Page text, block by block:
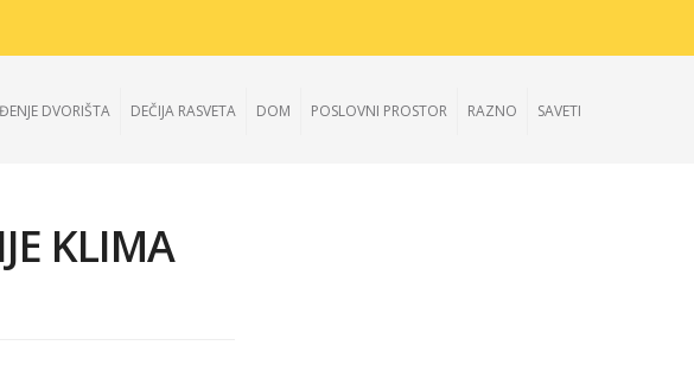
DVORIŠTA DEČIJA RASVETA DOM POSLOVNI PROSTOR RAZNO SAVETI
KLIMA